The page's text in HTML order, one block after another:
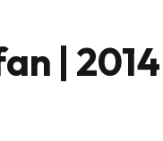
| 2014